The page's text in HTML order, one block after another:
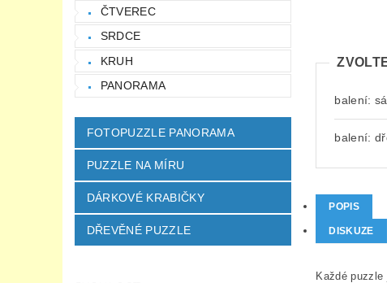
ČTVEREC
SRDCE
KRUH
PANORAMA
FOTOPUZZLE PANORAMA
PUZZLE NA MÍRU
DÁRKOVÉ KRABIČKY
DŘEVĚNÉ PUZZLE
balení:
balení:
POPIS
DISKUZE
Každé